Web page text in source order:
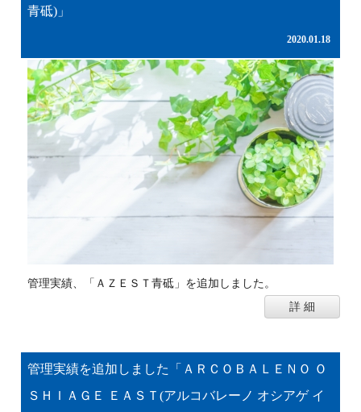
青砥)」
2020.01.18
管理実績、「ＡＺＥＳＴ青砥」を追加しました。
詳 細
管理実績を追加しました「ＡＲＣＯＢＡＬＥＮＯ Ｏ
ＳＨＩＡＧＥ ＥＡＳＴ(アルコバレーノ オシアゲ イ